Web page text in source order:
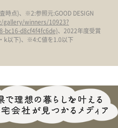
時点)、※2:参照元:GOOD DESIGN
winners/10923?
bc16-d8cf4f4fc6de)、2022年度受賞
k以下)、※4:C値を1.0以下